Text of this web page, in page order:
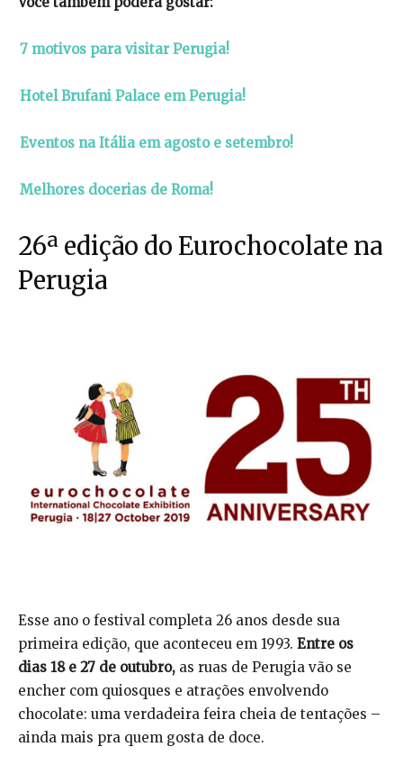
7 motivos para visitar Perugia!
Hotel Brufani Palace em Perugia!
Eventos na Itália em agosto e setembro!
Melhores docerias de Roma!
26ª edição do Eurochocolate na
Perugia
Esse ano o festival completa 26 anos desde sua
primeira edição, que aconteceu em 1993. Entre os
dias 18 e 27 de outubro, as ruas de Perugia vão se
encher com quiosques e atrações envolvendo
chocolate: uma verdadeira feira cheia de tentações –
ainda mais pra quem gosta de doce.